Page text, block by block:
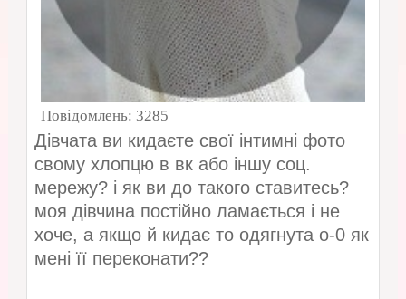
Повідомлень: 3285
Дівчата ви кидаєте свої інтимні фото
свому хлопцю в вк або іншу соц.
мережу? і як ви до такого ставитесь?
моя дівчина постійно ламається і не
хоче, а якщо й кидає то одягнута о-0 як
мені її переконати??